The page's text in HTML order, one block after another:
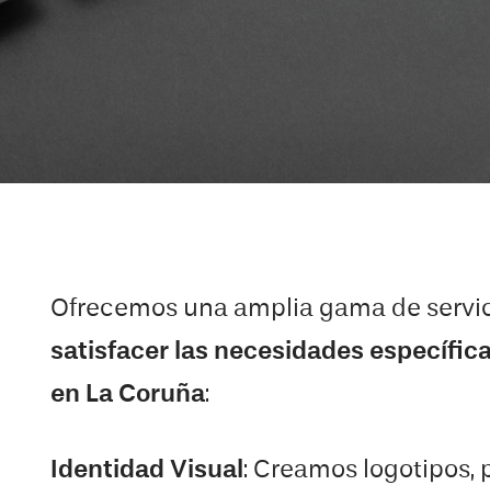
Ofrecemos una amplia gama de
satisfacer las necesidades
en La Coruña:
Identidad Visual : Creamos logotipos,